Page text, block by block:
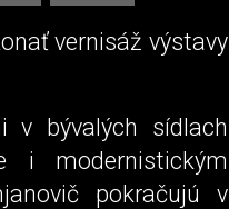
vernisáž výstavy
v bývalých sídlach
i modernistickým
pokračujú v